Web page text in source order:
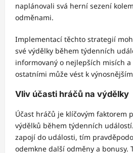
naplánovali svá herní sezení
odměnami.
Implementací těchto strategií
své výdělky během týdenních
informovaný o nejlepších misích
ostatními může vést k
Vliv účasti hráčů na výdělky
Účast hráčů je klíčovým faktorem
výdělků během týdenních
zapojí do události, tím
odemkne další odměny a bonusy.